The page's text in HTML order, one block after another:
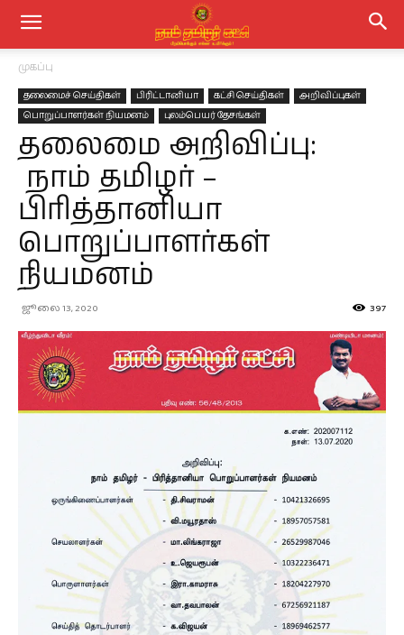
முகப்பு
தலைமைச் செய்திகள் பிரிட்டானியா கட்சி செய்திகள்
அறிவிப்புகள்
பொறுப்பாளர்கள் நியமனம்
புலம்பெயர் தேசங்கள்
தலைமை அறிவிப்பு:
நாம் தமிழர் –
பிரித்தானியா
பொறுப்பாளர்கள்
நியமனம்
ஜூலை 13, 2020 397